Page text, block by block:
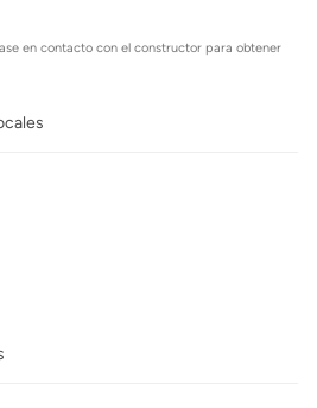
en contacto con el constructor para obtener